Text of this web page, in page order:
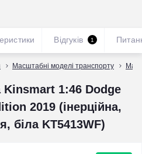
Масштабні моделі транспорту
1:46 Dodge
2019 (інерційна,
біла KT5413WF)
Відгуків 1